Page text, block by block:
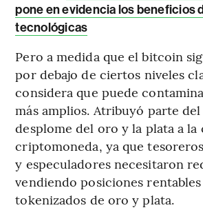
pone en evidencia los beneficios
tecnológicas
Pero a medida que el bitcoin
por debajo de ciertos niveles
considera que puede
más amplios. Atribuyó parte
desplome del oro y la plata a la
criptomoneda, ya que
y especuladores necesitaron
vendiendo posiciones
tokenizados de oro y plata.